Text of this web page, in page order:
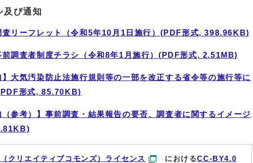
及び通知
査リーフレット（令和5年10月1日施行）(PDF形式, 398.96KB)
前調査者制度チラシ（令和8年1月施行）(PDF形式, 2.51MB)
】大気汚染防止法施行規則等の一部を改正する省令等の施行等に
形式, 85.70KB)
（参考）】事前調査・結果報告の要否、調査者に関するイメージ
クリエイティブコモンズ）ライセンス におけるCC-BY4.0